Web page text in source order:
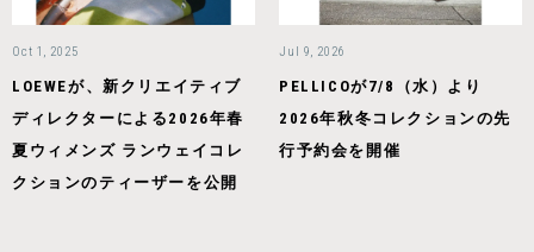
Oct 1, 2025
LOEWEが、新クリエイティブ
ディレクターによる2026年春
夏ウィメンズ ランウェイコレ
クションのティーザーを公開
Jul 9, 2026
PELLICOが7/8（水）より
2026年秋冬コレクションの先
行予約会を開催